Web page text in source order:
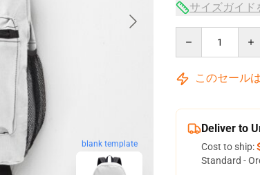
blank template
サイズガイド
このセール
Deliver to
Cost to ship:
Standard -